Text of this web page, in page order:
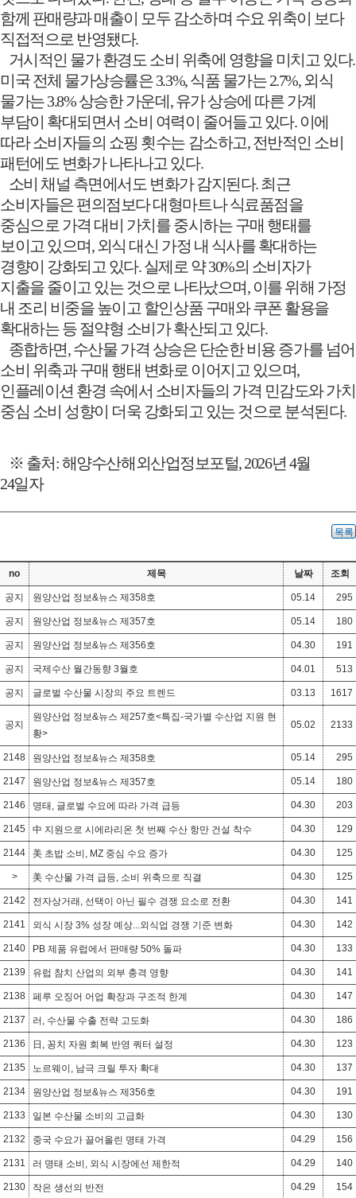
함께 판매량과 매출이 모두 감소하며 수요 위축이 보다
직접적으로 반영됐다.
거시적인 물가 환경도 소비 위축에 영향을 미치고 있다.
미국 전체 물가상승률은3.3%,식품 물가는2.7%,외식
물가는3.8%상승한 가운데 ,유가 상승에 따른 가계
부담이 확대되면서 소비 여력이 줄어들고 있다. 이에
따라 소비자들의 쇼핑 횟수는 감소하고,전반적인 소비
패턴에도 변화가 나타나고 있다.
소비 채널 측면에서도 변화가 감지된다.최근
소비자들은 편의점보다 대형마트나 식료품점을
중심으로 가격 대비 가치를 중시하는 구매 행태를
보이고 있으며,외식 대신 가정 내 식사를 확대하는
경향이 강화되고 있다.실제로 약30%의 소비자가
지출을 줄이고 있는 것으로 나타났으며, 이를 위해 가정
내 조리 비중을 높이고 할인상품 구매와 쿠폰 활용을
확대하는 등 절약형 소비가 확산되고 있다.
종합하면,수산물 가격 상승은 단순한 비용 증가를 넘어
소비 위축과 구매 행태 변화로 이어지고 있으며,
인플레이션 환경 속에서 소비자들의 가격 민감도와 가치
중심 소비 성향이 더욱 강화되고 있는 것으로 분석된다.
※ 출처:해양수산해외산업정보포털, 2026년 4월
24일자
목록
no 제목 날짜 조회
공지 원양산업 정보&뉴스 제358호 05.14 295
공지 원양산업 정보&뉴스 제357호 05.14 180
공지 원양산업 정보&뉴스 제356호 04.30 191
공지 국제수산 월간동향 3월호 04.01 513
공지 글로벌 수산물 시장의 주요 트렌드 03.13 1617
공지
원양산업 정보&뉴스 제257호<특집-국가별 수산업 지원 현
황>
05.02 2133
2148 원양산업 정보&뉴스 제358호 05.14 295
2147 원양산업 정보&뉴스 제357호 05.14 180
2146 명태, 글로벌 수요에 따라 가격 급등 04.30 203
2145 中 지원으로 시에라리온 첫 번째 수산 항만 건설 착수 04.30 129
2144 美 초밥 소비, MZ 중심 수요 증가 04.30 125
> 美 수산물 가격 급등, 소비 위축으로 직결 04.30 125
2142 전자상거래, 선택이 아닌 필수 경쟁 요소로 전환 04.30 141
2141 외식 시장 3% 성장 예상...외식업 경쟁 기준 변화 04.30 142
2140 PB 제품 유럽에서 판매량 50% 돌파 04.30 133
2139 유럽 참치 산업의 외부 충격 영향 04.30 141
2138 페루 오징어 어업 확장과 구조적 한계 04.30 147
2137 러, 수산물 수출 전략 고도화 04.30 186
2136 日, 꽁치 자원 회복 반영 쿼터 설정 04.30 123
2135 노르웨이, 남극 크릴 투자 확대 04.30 137
2134 원양산업 정보&뉴스 제356호 04.30 191
2133 일본 수산물 소비의 고급화 04.30 130
2132 중국 수요가 끌어올린 명태 가격 04.29 156
2131 러 명태 소비, 외식 시장에선 제한적 04.29 140
2130 작은 생선의 반전 04.29 154